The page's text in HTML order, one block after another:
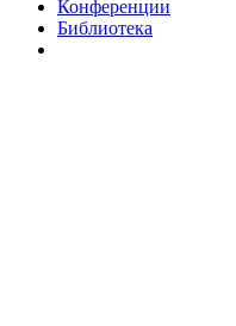
Конференции
Библиотека